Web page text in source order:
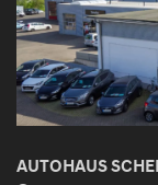
AUTOHAUS